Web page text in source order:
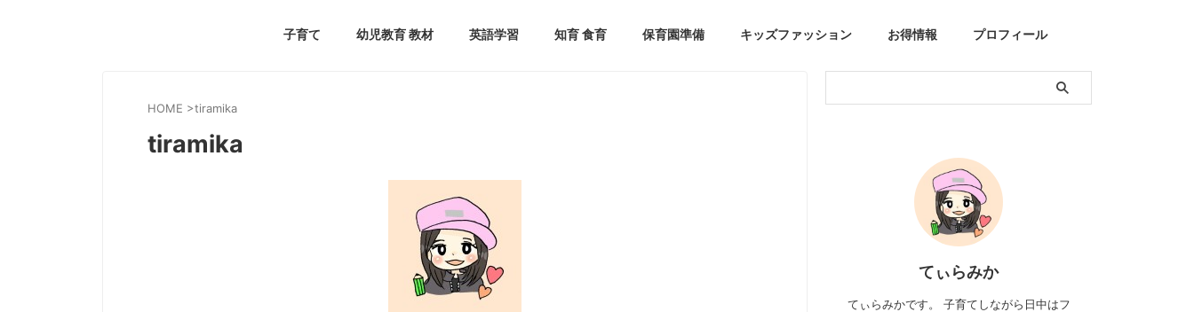
子育て 幼児教育 教材 英語学習 知育 食育 保育園準備 キッズファッション お得情報 プロフィール
HOME >tiramika
tiramika
てぃらみか
てぃらみかです。 子育てしながら日中はフ